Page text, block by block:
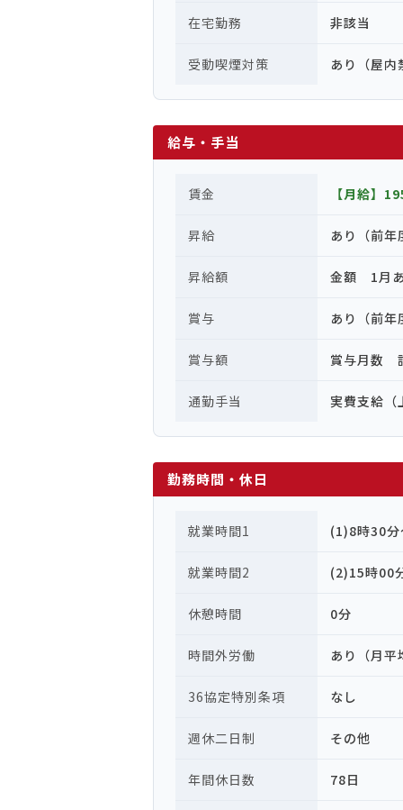
在宅勤務 非該当
受動喫煙対策 あり（屋内
給与・手当
賃金 【月給】
昇給 あり（前
昇給額 金額 1月あ
賞与 あり（前
賞与額 賞与月数
通勤手当 実費支給
勤務時間・休日
就業時間1 (1)8時30
就業時間2 (2)15時00
休憩時間 0分
時間外労働 あり（月
36協定特別条項 なし
週休二日制 その他
年間休日数 78日